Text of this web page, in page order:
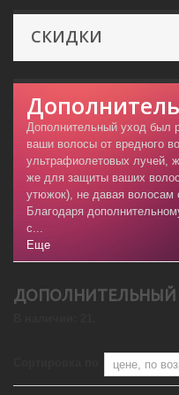
СКИДКИ
Дополнительный уход был
ваши волосы от вредного
ультрафиолетовых лучей,
же для защиты ваших
утюжок), не давая волосам
Благодаря
с...
Еще
ДОПОЛНИТЕЛЬНЫЙ